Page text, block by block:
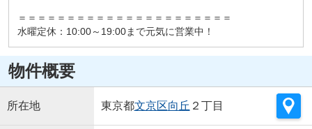
＝＝＝＝＝＝＝＝＝＝＝＝＝＝＝＝＝＝＝＝＝＝
水曜定休：10:00～19:00まで元気に営業中！
物件概要
所在地 東京都文京区向丘 ２丁目